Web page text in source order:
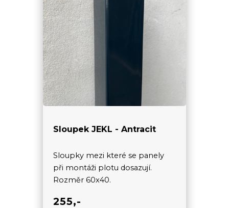
Sloupek JEKL - Antracit
Sloupky mezi které se panely
při montáži plotu dosazují.
Rozměr 60x40.
255,-